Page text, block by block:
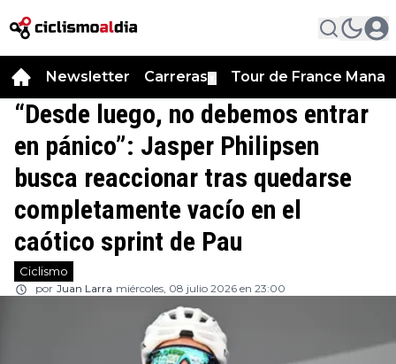
Newsletter Carreras Tour de France
“Desde luego, no debemos entrar
en pánico”: Jasper Philipsen
busca reaccionar tras quedarse
completamente vacío en el
caótico sprint de Pau
Ciclismo
por Juan Larra miércoles, 08 julio 2026 en 23:00